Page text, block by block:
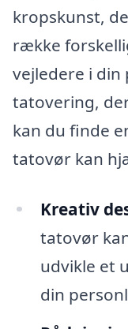
kropskunst,
række
vejledere i din
tatovering,
kan du finde
tatovør kan
Kreativ
tatovør
udvikle et
din